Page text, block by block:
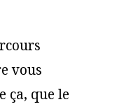
vous
ça, que le